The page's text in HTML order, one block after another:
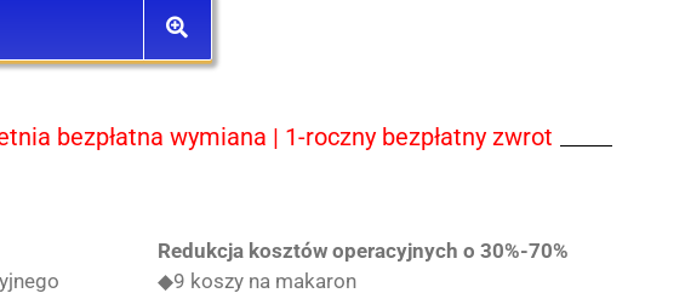
bezpłatna wymiana | 1-roczny bezpłatny zwrot
Redukcja kosztów operacyjnych o 30%-70%
◆9 koszy na makaron